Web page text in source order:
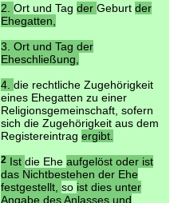
2. Ort und Tag der Geburt der
Ehegatten,
3. Ort und Tag der
Eheschließung,
4. die rechtliche Zugehörigkeit
eines Ehegatten zu einer
Religionsgemeinschaft, sofern
sich die Zugehörigkeit aus dem
Registereintrag ergibt.
2Ist die Ehe aufgelöst oder ist
das Nichtbestehen der Ehe
festgestellt, so ist dies unter
Angabe des Anlasses und